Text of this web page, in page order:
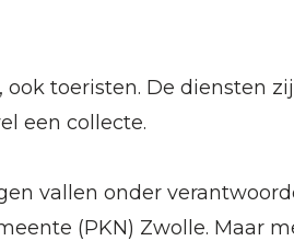
ook toeristen. De diensten
een collecte.
vallen onder
(PKN) Zwolle. Maar